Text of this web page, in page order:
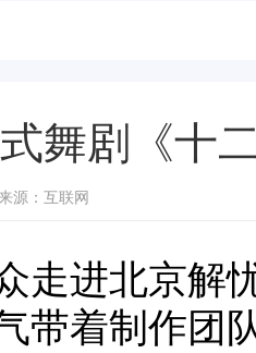
舞剧《十
源：互联网
走进北京解
带着制作团